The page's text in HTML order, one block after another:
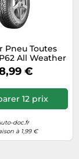
Pneu Toutes
All Weather
82H E C 71 2
€
12 prix
doc.fr
à 1,99 €